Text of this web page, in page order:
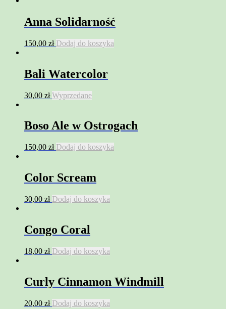
Anna Solidarność
150,00 zł Dodaj do koszyka
Bali Watercolor
30,00 zł Wyprzedane
Boso Ale w Ostrogach
150,00 zł Dodaj do koszyka
Color Scream
30,00 zł Dodaj do koszyka
Congo Coral
18,00 zł Dodaj do koszyka
Curly Cinnamon Windmill
20,00 zł Dodaj do koszyka